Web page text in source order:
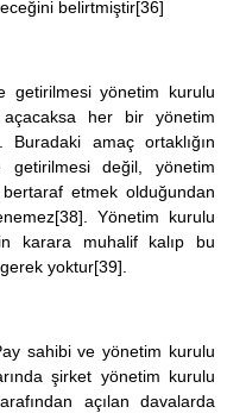
belirtmiştir[36]
getirilmesi yönetim kurulu
her bir yönetim
. Buradaki amaç ortaklığın
getirilmesi değil, yönetim
etmek olduğundan
[38] . Yönetim kurulu
karara muhalif kalıp bu
yoktur[39]
sahibi ve yönetim kurulu
şirket yönetim kurulu
açılan davalarda